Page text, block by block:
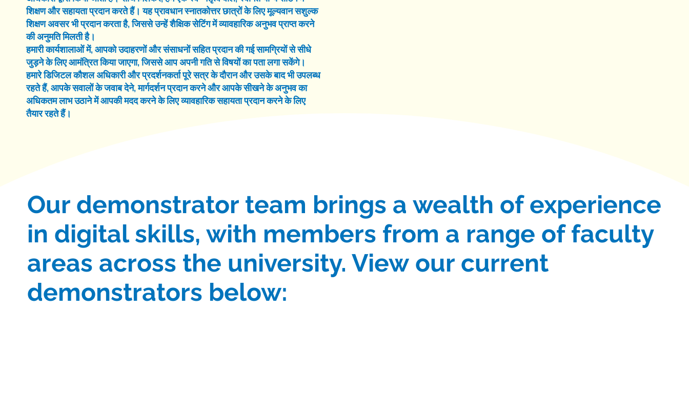
शिक्षण और सहायता प्रदान करते हैं। यह प्रावधान स्नातकोत्तर छात्रों के लिए मूल्यवान सशुल्क
शिक्षण अवसर भी प्रदान करता है, जिससे उन्हें शैक्षिक सेटिंग में व्यावहारिक अनुभव प्राप्त करने
की अनुमति मिलती है।
हमारी कार्यशालाओं में, आपको उदाहरणों और संसाधनों सहित प्रदान की गई सामग्रियों से सीधे
जुड़ने के लिए आमंत्रित किया जाएगा, जिससे आप अपनी गति से विषयों का पता लगा सकेंगे।
हमारे डिजिटल कौशल अधिकारी और प्रदर्शनकर्ता पूरे सत्र के दौरान और उसके बाद भी उपलब्ध
रहते हैं, आपके सवालों के जवाब देने, मार्गदर्शन प्रदान करने और आपके सीखने के अनुभव का
अधिकतम लाभ उठाने में आपकी मदद करने के लिए व्यावहारिक सहायता प्रदान करने के लिए
तैयार रहते हैं।
Our demonstrator team brings a wealth of experience
in digital skills, with members from a range of faculty
areas across the university. View our current
demonstrators below: